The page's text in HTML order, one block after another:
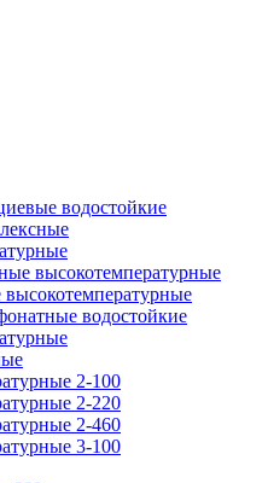
водостойкие
высокотемпературные
водостойкие
2-100
2-220
2-460
3-100